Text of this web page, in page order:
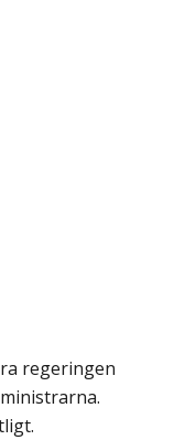
regeringen